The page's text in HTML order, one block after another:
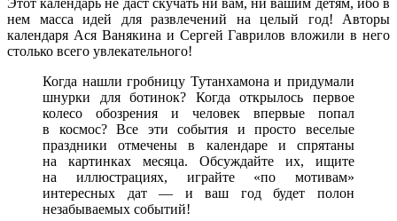
Этот календарь не даст скучать ни вам, ни вашим детям, ибо в
нем масса идей для развлечений на целый год! Авторы
календаря Ася Ванякина и Сергей Гаврилов вложили в него
столько всего увлекательного!
Когда нашли гробницу Тутанхамона и придумали
шнурки для ботинок? Когда открылось первое
колесо обозрения и человек впервые попал
в космос? Все эти события и просто веселые
праздники отмечены в календаре и спрятаны
на картинках месяца. Обсуждайте их, ищите
на иллюстрациях, играйте «по мотивам»
интересных дат — и ваш год будет полон
незабываемых событий!